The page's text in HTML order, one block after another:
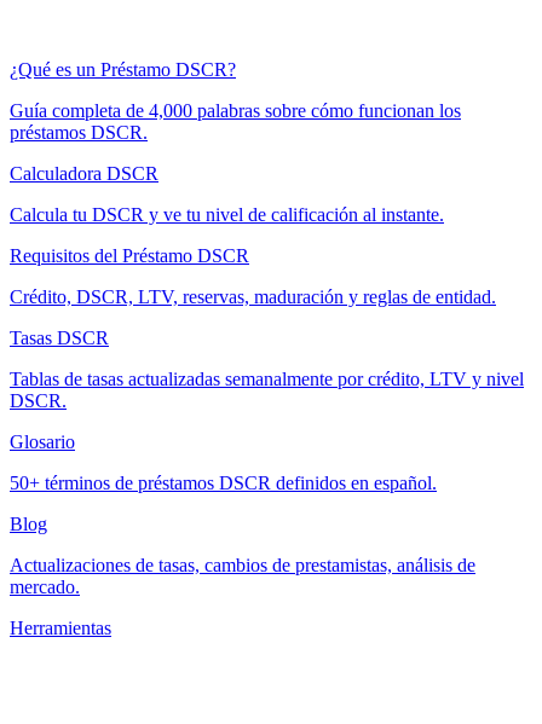
¿Qué es un Préstamo DSCR?
Guía completa de 4,000 palabras sobre cómo funcionan los
préstamos DSCR.
Calculadora DSCR
Calcula tu DSCR y ve tu nivel de calificación al instante.
Requisitos del Préstamo DSCR
Crédito, DSCR, LTV, reservas, maduración y reglas de entidad.
Tasas DSCR
Tablas de tasas actualizadas semanalmente por crédito, LTV y nivel
DSCR.
Glosario
50+ términos de préstamos DSCR definidos en español.
Blog
Actualizaciones de tasas, cambios de prestamistas, análisis de
mercado.
Herramientas